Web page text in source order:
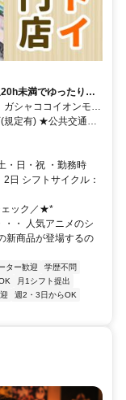
未満でゆったり勤
シャココイオンモー
定有) ★公共交通の
・日・祝 ・勤務時
日 シフトサイクル：
ェック／★*
・・ 人気アニメのシ
新商品が登場するの
ター歓迎
学歴不問
月1シフト提出
週2・3日からOK